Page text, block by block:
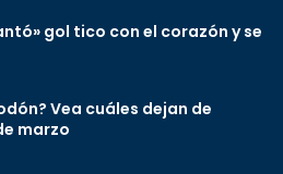
gol tico con el corazón y se
Vea cuáles dejan de
marzo